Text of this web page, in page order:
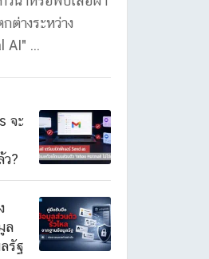
ต่างระหว่าง
AI" ...
จะ
?
ล
รัฐ